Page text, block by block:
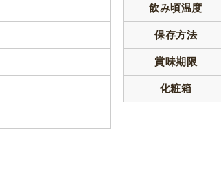
飲み頃温度
保存方法
賞味期限
化粧箱